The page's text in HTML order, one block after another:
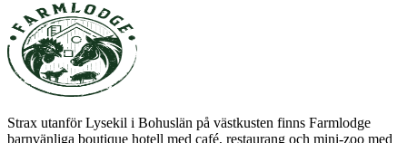
Strax utanför Lysekil i Bohuslän på västkusten finns Farmlodge
barnvänliga boutique hotell med café, restaurang och mini-zoo med